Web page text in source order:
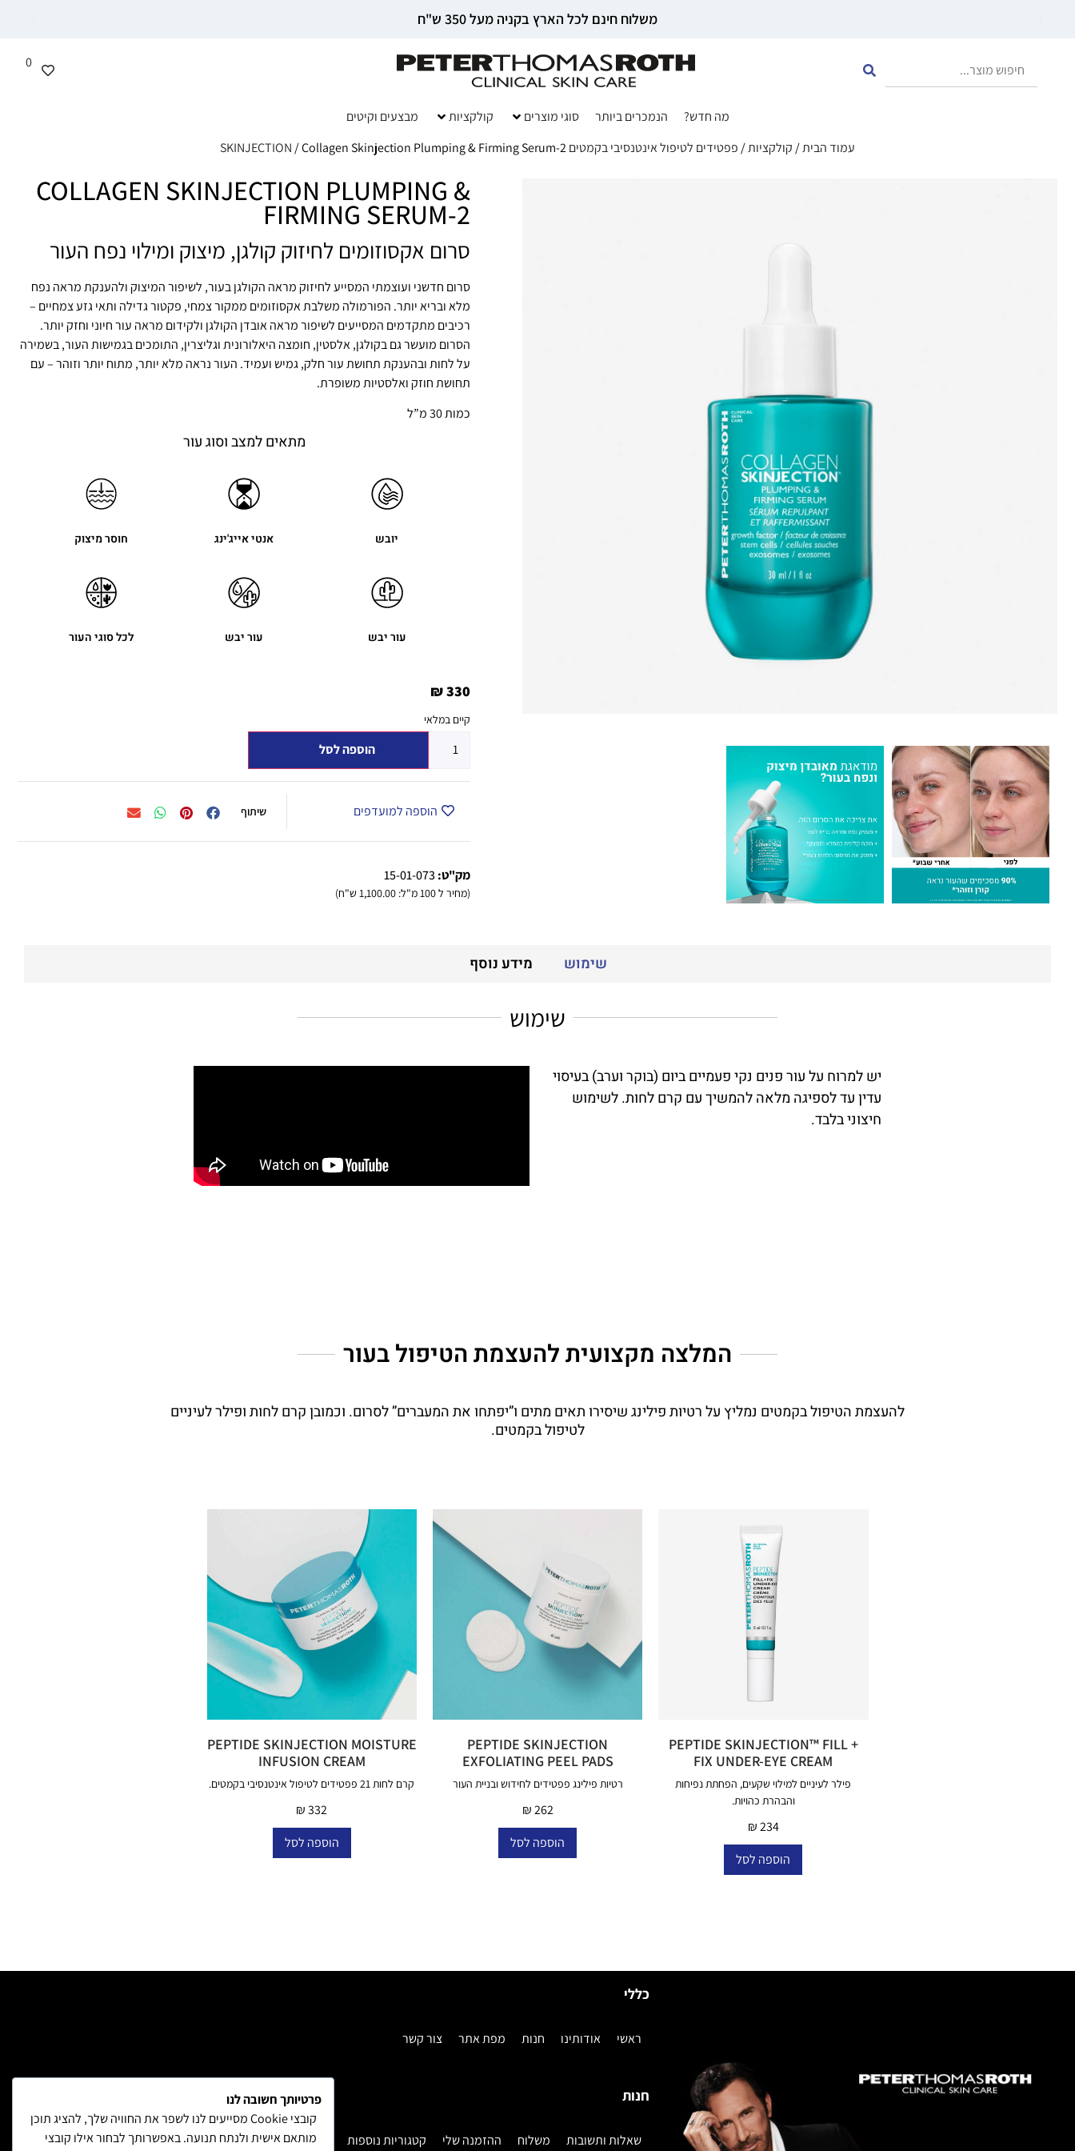
משלוח חינם לכל הארץ בקניה מעל 350 ש"ח
0
מה חדש? הנמכרים ביותר סוגי מוצרים קולקציות
מבצעים וקיטים
עמוד הבית/ קולקציות/ פפטידים לטיפול אינטנסיבי בקמטים SKINJECTION/ Collagen Skinjection Plumping & Firming Serum-2
COLLAGEN SKINJECTION PLUMPING &
FIRMING SERUM-2
סרום אקסוזומים לחיזוק קולגן, מיצוק ומילוי נפח העור
סרום חדשני ועוצמתי המסייע לחיזוק מראה הקולגן בעור, לשיפור המיצוק ולהענקת מראה נפח
מלא ובריא יותר. הפורמולה משלבת אקסוזומים ממקור צמחי, פקטור גדילה ותאי גזע צמחיים –
רכיבים מתקדמים המסייעים לשיפור מראה אובדן הקולגן ולקידום מראה עור חיוני וחזק יותר.
הסרום מועשר גם בקולגן, אלסטין, חומצה היאלורונית וגליצרין, התומכים בגמישות העור, בשמירה
על לחות ובהענקת תחושת עור חלק, גמיש ועמיד. העור נראה מלא יותר, מתוח יותר וזוהר – עם
תחושת חוזק ואלסטיות משופרת.
כמות 30 מ”ל
מתאים למצב וסוג עור
יובש
עור יבש
אנטי אייג'ינג
עור יבש
חוסר מיצוק
לכל סוגי העור
₪330
קיים במלאי
הוספה לסל
הוספה למועדפים שיתוף
מק"ט:15-01-073
(מחיר ל 100 מ"ל: 1,100.00 ש"ח)
שימוש מידע נוסף
שימוש
יש למרוח על עור פנים נקי פעמיים ביום (בוקר וערב) בעיסוי
עדין עד לספיגה מלאה להמשיך עם קרם לחות. לשימוש
חיצוני בלבד.
המלצה מקצועית להעצמת הטיפול בעור
להעצמת הטיפול בקמטים נמליץ על רטיות פילינג שיסירו תאים מתים ו”יפתחו את המעברים” לסרום. וכמובן קרם לחות ופילר לעיניים
לטיפול בקמטים.
PEPTIDE SKINJECTION™ FILL +
FIX UNDER-EYE CREAM
₪234
פילר לעיניים למילוי שקעים, הפחתת נפיחות
והבהרת כהויות.
הוספה לסל
PEPTIDE SKINJECTION
EXFOLIATING PEEL PADS
₪262
רטיות פילינג פפטידים לחידוש ובניית העור
הוספה לסל
PEPTIDE SKINJECTION MOISTURE
INFUSION CREAM
₪332
קרם לחות 21 פפטידים לטיפול אינטנסיבי בקמטים.
הוספה לסל
כללי
ראשי אודותינו חנות מפת אתר צור קשר
חנות
שאלות ותשובות משלוח ההזמנה שלי קטגוריות נוספות משלוחים והחזרות הצהרת נגישות מדיניות פרטיות
פרטיותך חשובה לנו
קובצי Cookie מסייעים לנו לשפר את החוויה שלך, להציג תוכן
מותאם אישית ולנתח תנועה. באפשרותך לבחור אילו קובצי